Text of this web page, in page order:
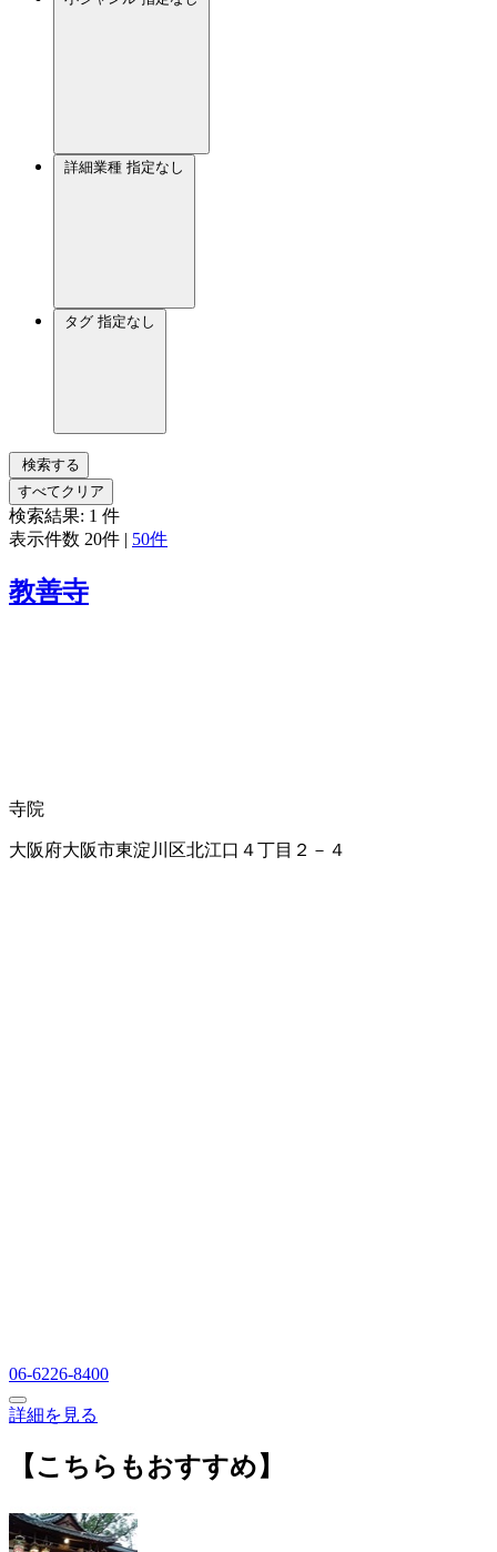
詳細業種 指定なし
タグ 指定なし
検索する
すべてクリア
検索結果: 1 件
表示件数 20件 | 50件
教善寺
寺院
大阪府大阪市東淀川区北江口４丁目２－４
06-6226-8400
詳細を見る
【こちらもおすすめ】